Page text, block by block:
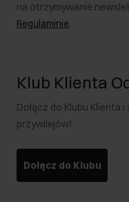
na otrzymywanie
Regulaminie.
Klub Klienta
Dołącz do Klubu
przywilejów!
Dołącz do Klubu